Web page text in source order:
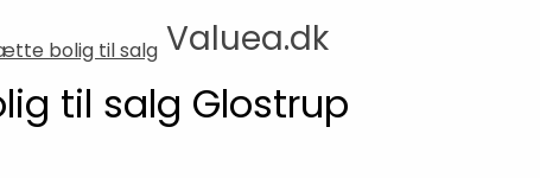
Valuea.dk
til salg Glostrup